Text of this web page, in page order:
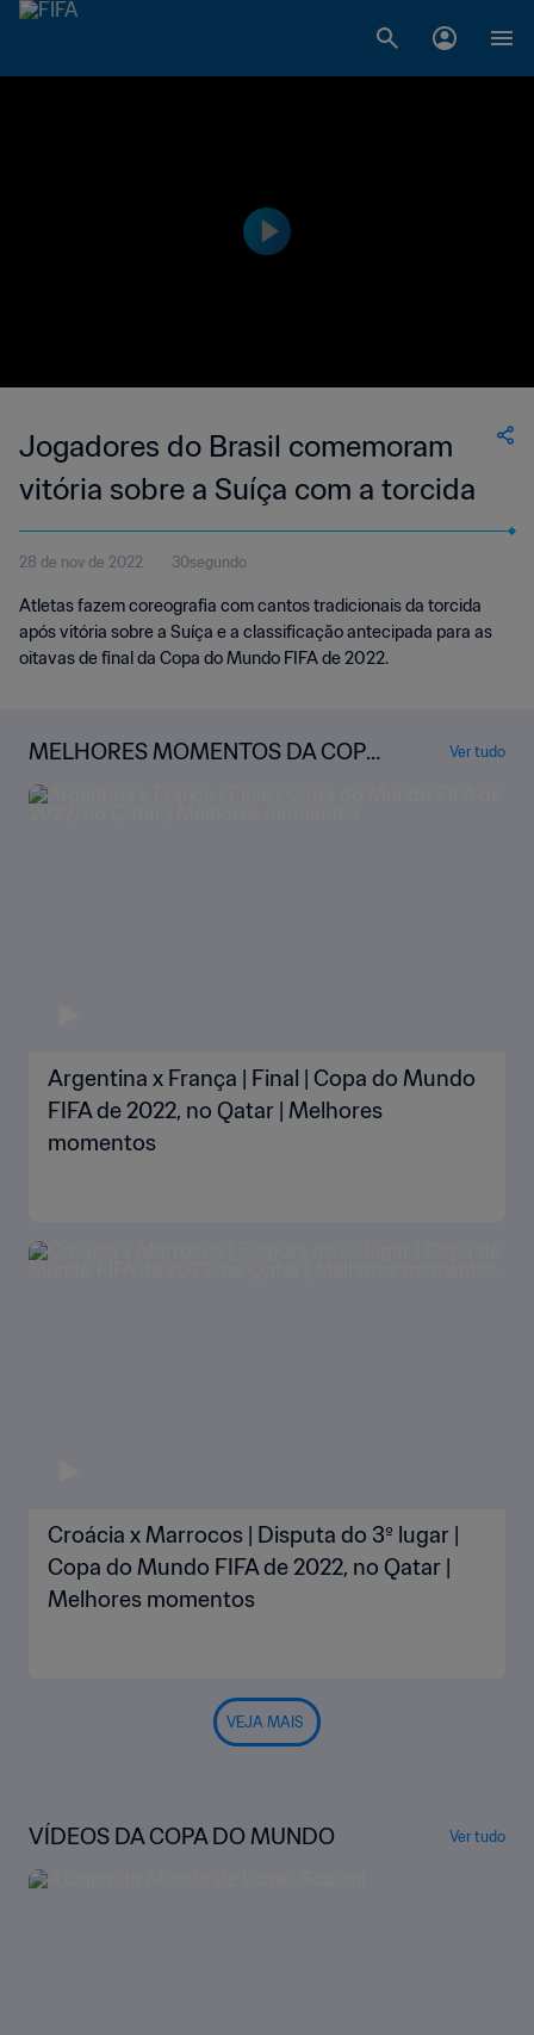
Jogadores do Brasil comemoram
vitória sobre a Suíça com a torcida
28 de nov de 2022 30segundo
Atletas fazem coreografia com cantos tradicionais da torcida
após vitória sobre a Suíça e a classificação antecipada para as
oitavas de final da Copa do Mundo FIFA de 2022.
MELHORES MOMENTOS DA COPA
DO MUNDO
Ver tudo
Argentina x França | Final | Copa do Mundo
FIFA de 2022, no Qatar | Melhores
momentos
Croácia x Marrocos | Disputa do 3º lugar |
Copa do Mundo FIFA de 2022, no Qatar |
Melhores momentos
VEJA MAIS
VÍDEOS DA COPA DO MUNDO Ver tudo